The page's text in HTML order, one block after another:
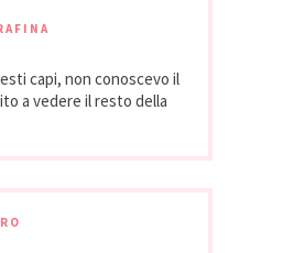
capi, non conoscevo il
a vedere il resto della